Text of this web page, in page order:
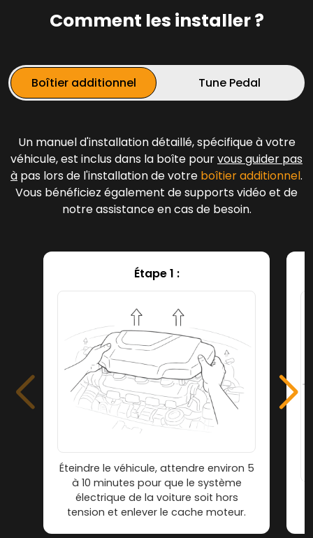
Comment les installer ?
Boîtier additionnel Tune Pedal
Un manuel d'installation détaillé, spécifique à votre
véhicule, est inclus dans la boîte pourvous guider pas
à pas lors de l'installation de votre boîtier additionnel.
Vous bénéficiez également de supports vidéo et de
notre assistance en cas de besoin.
Étape 1 :
Éteindre le véhicule, attendre environ 5
à 10 minutes pour que le système
électrique de la voiture soit hors
tension et enlever le cache moteur.